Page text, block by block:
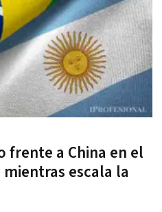
frente a China en el
escala la